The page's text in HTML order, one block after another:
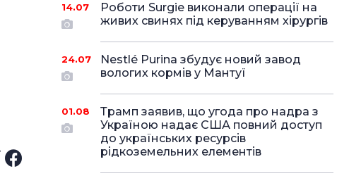
14.07
Роботи Surgie виконали операції на
живих свинях під керуванням хірургів
24.07
Nestlé Purina збудує новий завод
вологих кормів у Мантуї
01.08
Трамп заявив, що угода про надра з
Україною надає США повний доступ
до українських ресурсів
рідкоземельних елементів